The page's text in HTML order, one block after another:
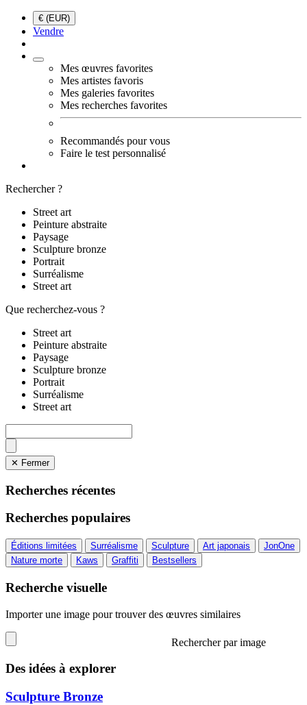
€ (EUR)
Vendre
Mes œuvres favorites
Mes artistes favoris
Mes galeries favorites
Mes recherches favorites
Recommandés pour vous
Faire le test personnalisé
Rechercher ?
Street art
Peinture abstraite
Paysage
Sculpture bronze
Portrait
Surréalisme
Street art
Que recherchez-vous ?
Street art
Peinture abstraite
Paysage
Sculpture bronze
Portrait
Surréalisme
Street art
✕ Fermer
Recherches récentes
Recherches populaires
Éditions limitées Surréalisme Sculpture Art japonais
JonOne
Nature morte
Kaws Graffiti Bestsellers
Recherche visuelle
Importer une image pour trouver des œuvres similaires
Rechercher par image
Des idées à explorer
Sculpture Bronze